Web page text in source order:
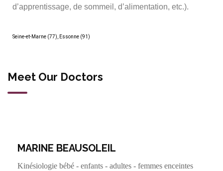
d’apprentissage, de sommeil, d’alimentation, etc.).
Seine-et-Marne (77), Essonne (91)
Meet Our Doctors
MARINE BEAUSOLEIL
Kinésiologie bébé - enfants - adultes - femmes enceintes